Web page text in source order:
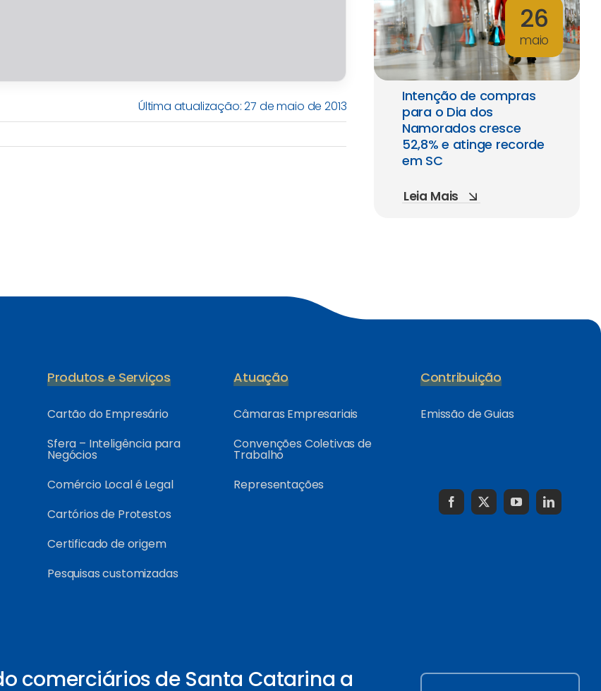
Última atualização: 27 de maio de 2013
26
maio
Intenção de compras
para o Dia dos
Namorados cresce
52,8% e atinge recorde
em SC
Leia Mais
Produtos e Serviços
Cartão do Empresário
Sfera – Inteligência para
Negócios
Comércio Local é Legal
Cartórios de Protestos
Certificado de origem
Pesquisas customizadas
Atuação
Câmaras Empresariais
Convenções Coletivas de
Trabalho
Representações
Contribuição
Emissão de Guias
comerciários de Santa Catarina a